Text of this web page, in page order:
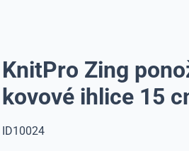
KnitPro Zing
kovové ihlice 15
ID10024